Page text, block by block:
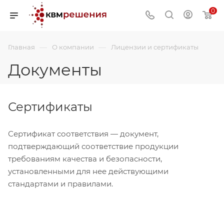
0
Главная — О компании — Лицензии и сертификаты
Документы
Сертификаты
Сертификат соответствия — документ,
подтверждающий соответствие продукции
требованиям качества и безопасности,
установленными для нее действующими
стандартами и правилами.